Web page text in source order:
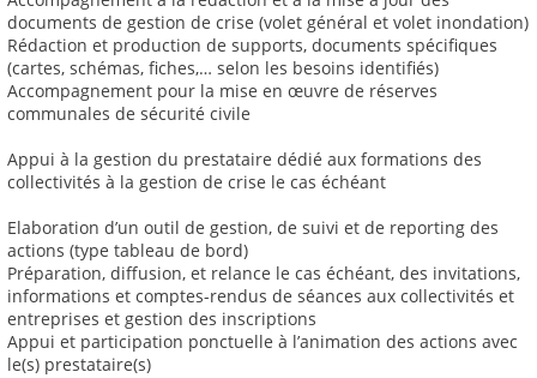
documents de gestion de crise (volet général et volet inondation)
Rédaction et production de supports, documents spécifiques
(cartes, schémas, fiches,… selon les besoins identifiés)
Accompagnement pour la mise en œuvre de réserves
communales de sécurité civile
Appui à la gestion du prestataire dédié aux formations des
collectivités à la gestion de crise le cas échéant
Elaboration d’un outil de gestion, de suivi et de reporting des
actions (type tableau de bord)
Préparation, diffusion, et relance le cas échéant, des invitations,
informations et comptes-rendus de séances aux collectivités et
entreprises et gestion des inscriptions
Appui et participation ponctuelle à l’animation des actions avec
le(s) prestataire(s)